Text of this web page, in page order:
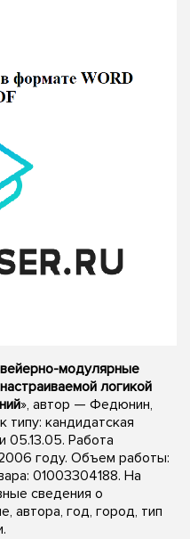
модулярные
логикой
», автор — Федюнин,
типу: кандидатская
05.13.05. Работа
году. Объем работы:
01003304188. На
сведения о
автора, год, город, тип